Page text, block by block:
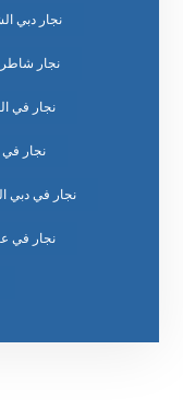
نجار دبي
نجار
نجار في
نجار في
نجار في دبي
نجار في